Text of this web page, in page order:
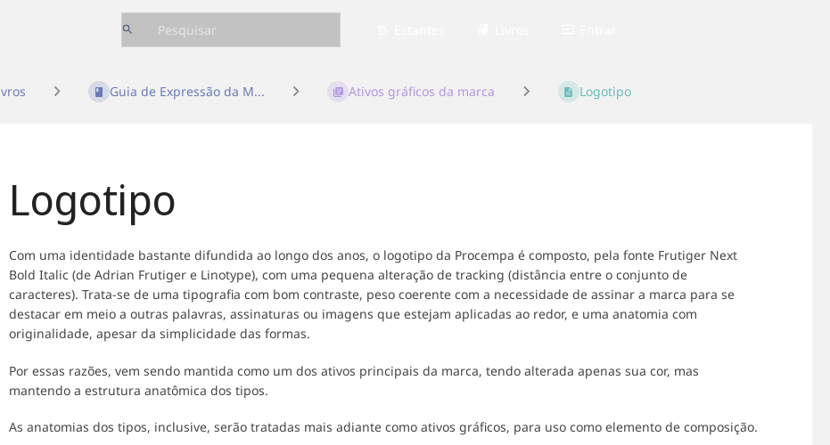
Guia de Expressão da M... Ativos gráficos da marca Logotipo
Logotipo
Com uma identidade bastante difundida ao longo dos anos, o logotipo da Procempa é composto, pela fonte Frutiger Next
Bold Italic (de Adrian Frutiger e Linotype), com uma pequena alteração de tracking (distância entre o conjunto de
caracteres). Trata-se de uma tipografia com bom contraste, peso coerente com a necessidade de assinar a marca para se
destacar em meio a outras palavras, assinaturas ou imagens que estejam aplicadas ao redor, e uma anatomia com
originalidade, apesar da simplicidade das formas.
Por essas razões, vem sendo mantida como um dos ativos principais da marca, tendo alterada apenas sua cor, mas
mantendo a estrutura anatômica dos tipos.
As anatomias dos tipos, inclusive, serão tratadas mais adiante como ativos gráficos, para uso como elemento de composição.